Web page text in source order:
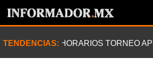
TENDENCIAS: HORARIOS TORNEO